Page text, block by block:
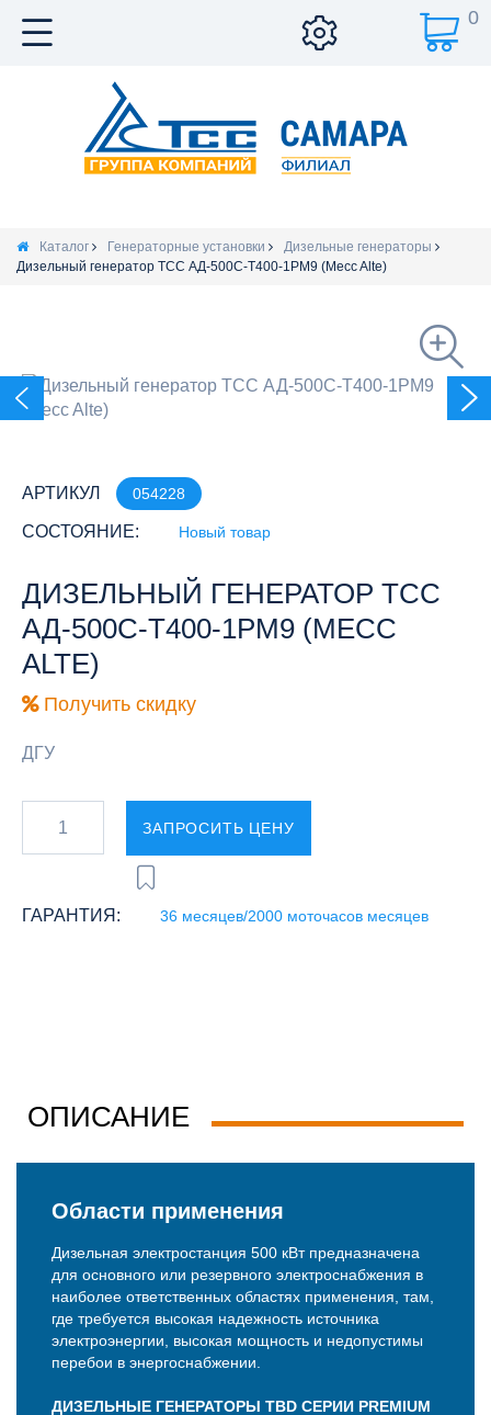
0
Каталог Генераторные установки
Дизельные генераторы
Дизельный генератор ТСС АД-500С-Т400-1РМ9 (Mecc Alte)
АРТИКУЛ 054228
СОСТОЯНИЕ: Новый товар
ДИЗЕЛЬНЫЙ ГЕНЕРАТОР ТСС
АД-500С-Т400-1РМ9 (MECC
ALTE)
Получить скидку
ДГУ
ЗАПРОСИТЬ ЦЕНУ
ГАРАНТИЯ: 36 месяцев/2000 моточасов месяцев
ОПИСАНИЕ
Области применения
Дизельная электростанция 500 кВт предназначена
для основного или резервного электроснабжения в
наиболее ответственных областях применения, там,
где требуется высокая надежность источника
электроэнергии, высокая мощность и недопустимы
перебои в энергоснабжении.
ДИЗЕЛЬНЫЕ ГЕНЕРАТОРЫ TBD СЕРИИ PREMIUM